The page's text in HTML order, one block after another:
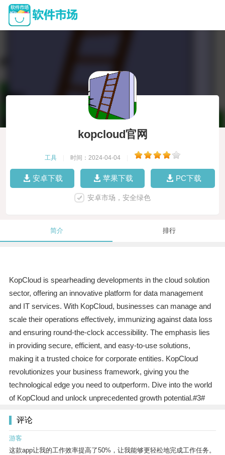
kopcloud官网
工具 时间：2024-04-04
安卓下载 苹果下载 PC下载
安卓市场，安全绿色
简介 排行
KopCloud is spearheading developments in the cloud solution
sector, offering an innovative platform for data management
and IT services. With KopCloud, businesses can manage and
scale their operations effectively, immunizing against data loss
and ensuring round-the-clock accessibility. The emphasis lies
in providing secure, efficient, and easy-to-use solutions,
making it a trusted choice for corporate entities. KopCloud
revolutionizes your business framework, giving you the
technological edge you need to outperform. Dive into the world
of KopCloud and unlock unprecedented growth potential.#3#
评论
游客
这款app让我的工作效率提高了50%，让我能够更轻松地完成工作任务。